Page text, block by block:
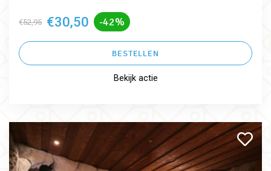
€52,95 €30,50 -42%
BESTELLEN
Bekijk actie